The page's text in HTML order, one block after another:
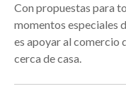
Con propuestas para
momentos especiales
es apoyar al comercio
cerca de casa.